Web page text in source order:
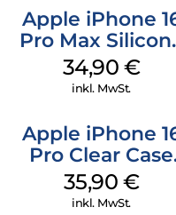
Apple iPhone
Pro Max
Case MagSafe
Denim
34,90 €
inkl. MwSt.
Apple iPhone
Pro Clear Case
MagSafe
Transparent
35,90 €
inkl. MwSt.